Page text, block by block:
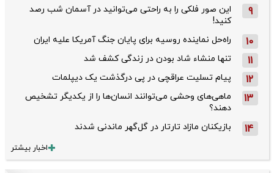
9
این صور فلکی را به راحتی می‌توانید در آسمان شب رصد
کنید!
10 راه‌حل نماینده روسیه برای پایان جنگ آمریکا علیه ایران
11 تنها منشاء شاد بودن در زندگی کشف شد
12 پیام تسلیت عراقچی در پی درگذشت یک دیپلمات
13
ماهی‌های وحشی می‌توانند انسان‌ها را از یکدیگر تشخیص
دهند؟
14 بازیکنان مازاد تارتار در گل‌گهر ماندنی شدند
اخبار بیشتر